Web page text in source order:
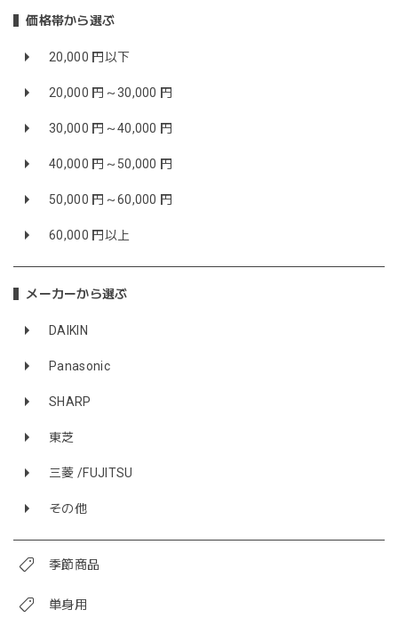
価格帯から選ぶ
20,000 円以下
20,000 円～30,000 円
30,000 円～40,000 円
40,000 円～50,000 円
50,000 円～60,000 円
60,000 円以上
メーカーから選ぶ
DAIKIN
Panasonic
SHARP
東芝
三菱 /FUJITSU
その他
季節商品
単身用